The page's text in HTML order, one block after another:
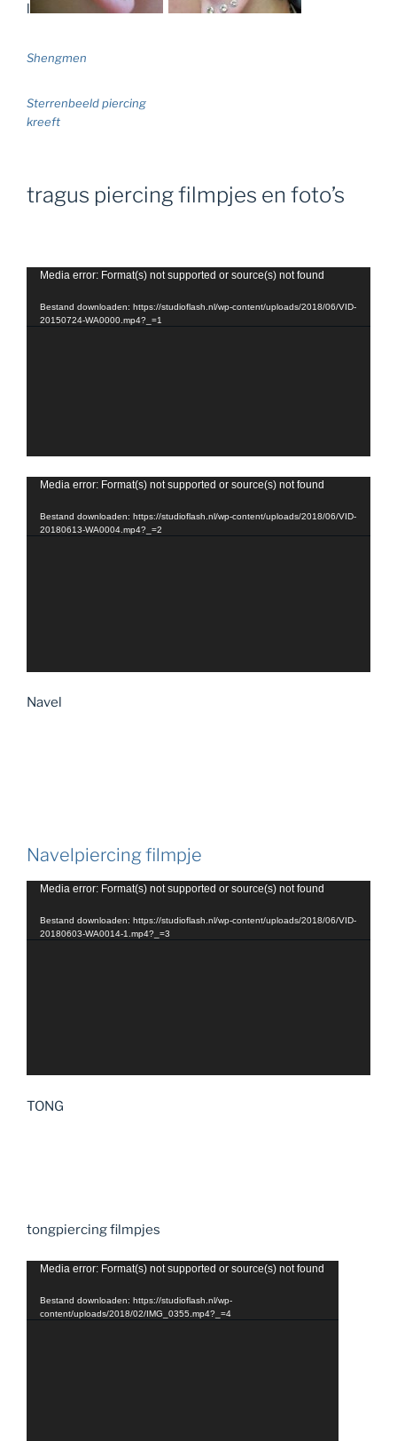
l
Shengmen
Sterrenbeeld piercing
kreeft
tragus piercing filmpjes en foto’s
Videospeler
Media error: Format(s) not supported or source(s) not found
Bestand downloaden: https://studioflash.nl/wp-content/uploads/2018/06/VID-
20150724-WA0000.mp4?_=1
Videospeler
Media error: Format(s) not supported or source(s) not found
Bestand downloaden: https://studioflash.nl/wp-content/uploads/2018/06/VID-
20180613-WA0004.mp4?_=2
Navel
Navelpiercing filmpje
Videospeler
Media error: Format(s) not supported or source(s) not found
Bestand downloaden: https://studioflash.nl/wp-content/uploads/2018/06/VID-
20180603-WA0014-1.mp4?_=3
TONG
tongpiercing filmpjes
Videospeler
Media error: Format(s) not supported or source(s) not found
Bestand downloaden: https://studioflash.nl/wp-
content/uploads/2018/02/IMG_0355.mp4?_=4